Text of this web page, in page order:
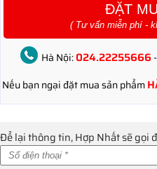
ĐẶT
( Tư vấn miễn phí -
Hà Nội:024.22255666
Nếu bạn ngại đặt mua sản phẩm
Để lại thông tin, Hợp Nhất sẽ gọi